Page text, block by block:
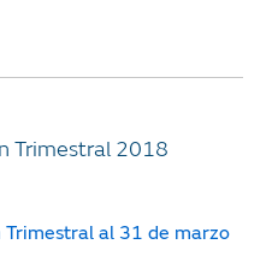
Trimestral 2018
al 31 de marzo